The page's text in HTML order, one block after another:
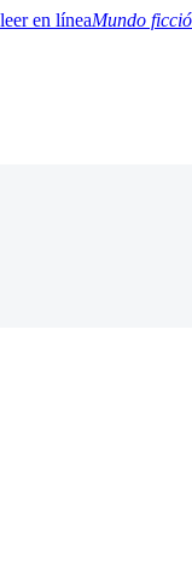
Mundo